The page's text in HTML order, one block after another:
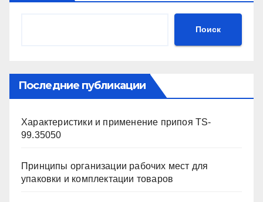
Поиск
Последние публикации
Характеристики и применение припоя TS-
99.35050
Принципы организации рабочих мест для
упаковки и комплектации товаров